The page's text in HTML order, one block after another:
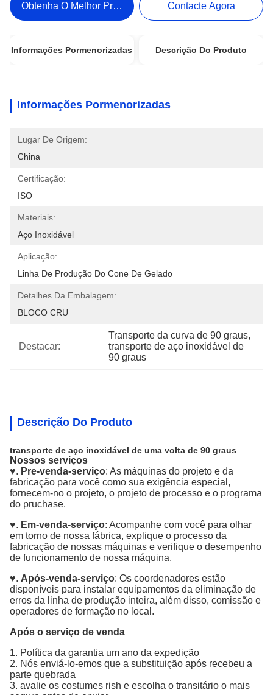
Obtenha O Melhor Preço Contacte Agora
Informações Pormenorizadas Descrição Do Produto
Informações Pormenorizadas
Lugar De Origem:
China
Certificação:
ISO
Materiais:
Aço Inoxidável
Aplicação:
Linha De Produção Do Cone De Gelado
Detalhes Da Embalagem:
BLOCO CRU
Destacar:
Transporte da curva de 90 graus
transporte de aço inoxidável de
90 graus
Descrição Do Produto
transporte de aço inoxidável de uma volta de 90 graus
Nossos serviços
♥. Pre-venda-serviço: As máquinas do projeto e da
fabricação para você como sua exigência especial,
fornecem-no o projeto, o projeto de processo e o programa
do pruchase.
♥. Em-venda-serviço: Acompanhe com você para olhar
em torno de nossa fábrica, explique o processo da
fabricação de nossas máquinas e verifique o desempenho
de funcionamento de nossa máquina.
♥. Após-venda-serviço: Os coordenadores estão
disponíveis para instalar equipamentos da eliminação de
erros da linha de produção inteira, além disso, comissão e
operadores de formação no local.
Após o serviço de venda
1. Política da garantia um ano da expedição
2. Nós enviá-lo-emos que a substituição após recebeu a
parte quebrada
3. avalie os costumes rish e escolha o transitário o mais